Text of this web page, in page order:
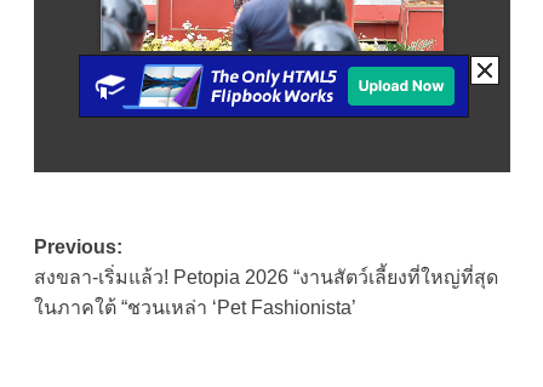
Post
navigation
Previous:
สงขลา-เริ่มแล้ว! Petopia 2026 “งานสัตว์เลี้ยงที่ใหญ่ที่สุด
ในภาคใต้ “ชวนเหล่า ‘Pet Fashionista’